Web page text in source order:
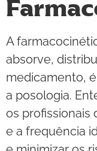
A
absorve,
medicamento,
a posologia.
os profissionais
e a frequência